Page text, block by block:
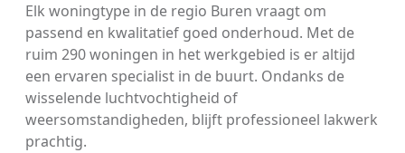
Elk woningtype in de regio Buren vraagt om
passend en kwalitatief goed onderhoud. Met de
ruim 290 woningen in het werkgebied is er altijd
een ervaren specialist in de buurt. Ondanks de
wisselende luchtvochtigheid of
weersomstandigheden, blijft professioneel lakwerk
prachtig.